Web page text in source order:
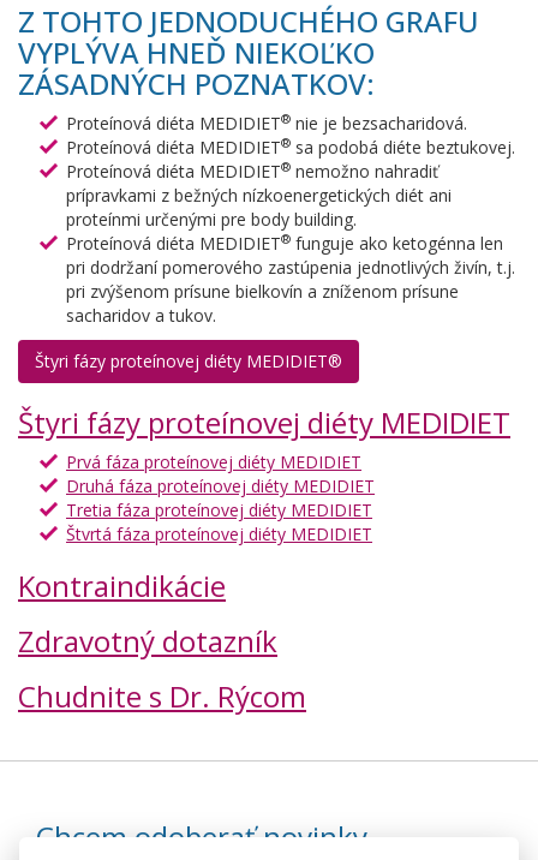
Z TOHTO JEDNODUCHÉHO GRAFU
VYPLÝVA HNEĎ NIEKOĽKO
ZÁSADNÝCH POZNATKOV:
Proteínová diéta MEDIDIET® nie je bezsacharidová.
Proteínová diéta MEDIDIET® sa podobá diéte beztukovej.
Proteínová diéta MEDIDIET® nemožno nahradiť
prípravkami z bežných nízkoenergetických diét ani
proteínmi určenými pre body building.
Proteínová diéta MEDIDIET® funguje ako ketogénna len
pri dodržaní pomerového zastúpenia jednotlivých živín, t.j.
pri zvýšenom prísune bielkovín a zníženom prísune
sacharidov a tukov.
Štyri fázy proteínovej diéty MEDIDIET®
Štyri fázy proteínovej diéty MEDIDIET
Prvá fáza proteínovej diéty MEDIDIET
Druhá fáza proteínovej diéty MEDIDIET
Tretia fáza proteínovej diéty MEDIDIET
Štvrtá fáza proteínovej diéty MEDIDIET
Kontraindikácie
Zdravotný dotazník
Chudnite s Dr. Rýcom
Chcem odoberať novinky